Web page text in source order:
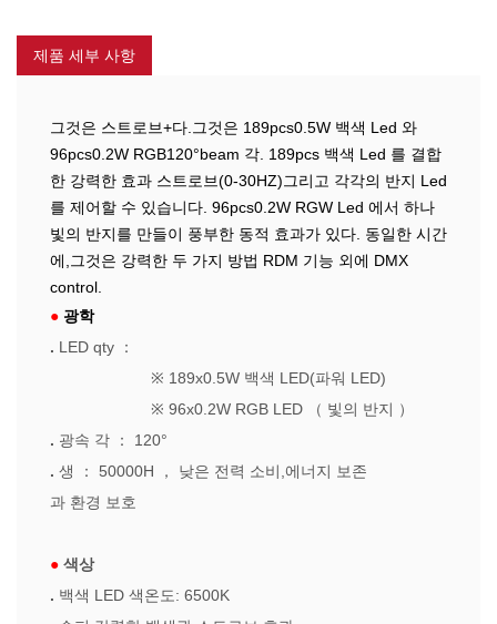
제품 세부 사항
그것은 스트로브+다.그것은 189pcs0.5W 백색 Led 와
96pcs0.2W RGB120°beam 각. 189pcs 백색 Led 를 결합
한 강력한 효과 스트로브(0-30HZ)그리고 각각의 반지 Led
를 제어할 수 있습니다. 96pcs0.2W RGW Led 에서 하나
빛의 반지를 만들이 풍부한 동적 효과가 있다. 동일한 시간
에,그것은 강력한 두 가지 방법 RDM 기능 외에 DMX
control.
● 광학
. LED qty ：
※ 189x0.5W 백색 LED(파워 LED)
※ 96x0.2W RGB LED （ 빛의 반지 ）
. 광속 각 ：
120°
. 생 ： 50000H ，
낮은 전력 소비,에너지 보존
과 환경 보호
● 색상
. 백색 LED 색온도: 6500K